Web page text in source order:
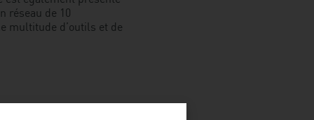
réseau de 10
multitude d’outils et de